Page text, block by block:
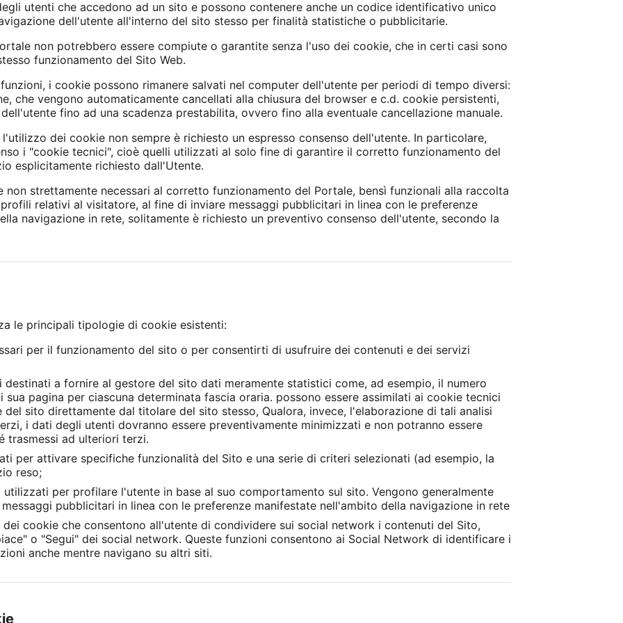
utenti che accedono ad un sito e possono contenere anche un codice identificativo unico
dell'utente all'interno del sito stesso per finalità statistiche o pubblicitarie.
non potrebbero essere compiute o garantite senza l'uso dei cookie, che in certi casi sono
funzionamento del Sito Web.
i cookie possono rimanere salvati nel computer dell'utente per periodi di tempo diversi:
che vengono automaticamente cancellati alla chiusura del browser e c.d. cookie persistenti,
fino ad una scadenza prestabilita, ovvero fino alla eventuale cancellazione manuale.
dei cookie non sempre è richiesto un espresso consenso dell'utente. In particolare,
i "cookie tecnici", cioè quelli utilizzati al solo fine di garantire il corretto funzionamento del
esplicitamente richiesto dall'Utente.
strettamente necessari al corretto funzionamento del Portale, bensì funzionali alla raccolta
relativi al visitatore, al fine di inviare messaggi pubblicitari in linea con le preferenze
navigazione in rete, solitamente è richiesto un preventivo consenso dell'utente, secondo la
le principali tipologie di cookie esistenti:
per il funzionamento del sito o per consentirti di usufruire dei contenuti e dei servizi
a fornire al gestore del sito dati meramente statistici come, ad esempio, il numero
pagina per ciascuna determinata fascia oraria. possono essere assimilati ai cookie tecnici
sito direttamente dal titolare del sito stesso, Qualora, invece, l'elaborazione di tali analisi
i dati degli utenti dovranno essere preventivamente minimizzati e non potranno essere
trasmessi ad ulteriori terzi.
per attivare specifiche funzionalità del Sito e una serie di criteri selezionati (ad esempio, la
reso;
per profilare l'utente in base al suo comportamento sul sito. Vengono generalmente
pubblicitari in linea con le preferenze manifestate nell'ambito della navigazione in rete
cookie che consentono all'utente di condividere sui social network i contenuti del Sito,
o "Segui" dei social network. Queste funzioni consentono ai Social Network di identificare i
anche mentre navigano su altri siti.